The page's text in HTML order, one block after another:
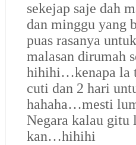
sekejap saje dah
dan minggu yang
puas rasanya
malasan dirumah
hihihi…kenapa la
cuti dan 2 hari
hahaha…mesti
Negara kalau gitu
kan…hihihi